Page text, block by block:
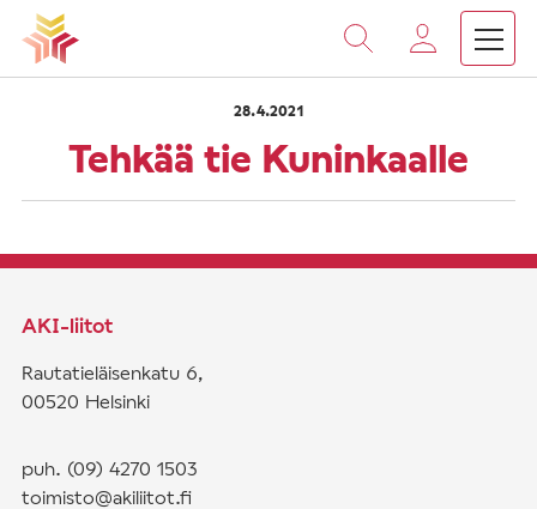
Vieritä
sisältöön
Etusivu Tehkää tie Kuninkaalle
28.4.2021
Tehkää tie Kuninkaalle
AKI-liitot
Rautatieläisenkatu 6,
00520 Helsinki
puh. (09) 4270 1503
toimisto@akiliitot.fi